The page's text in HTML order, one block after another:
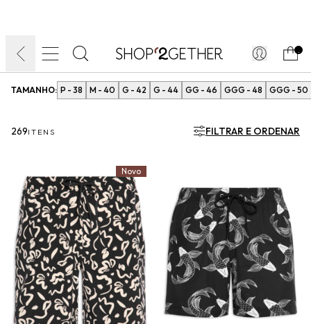
TAMANHO: P - 38 M - 40 G - 42 G - 44 GG - 46 GGG - 48 GGG - 50
269ITENS FILTRAR E ORDENAR
Novo